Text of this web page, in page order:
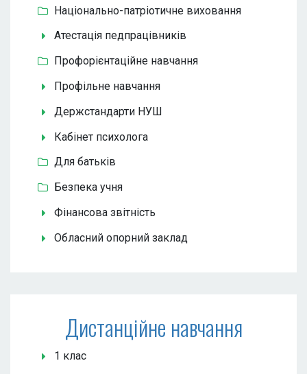
Національно-патріотичне виховання
Атестація педпрацівників
Профорієнтаційне навчання
Профільне навчання
Держстандарти НУШ
Кабінет психолога
Для батьків
Безпека учня
Фінансова звітність
Обласний опорний заклад
Дистанційне навчання
1 клас